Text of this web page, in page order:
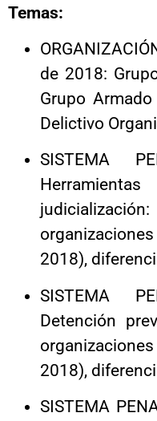
Temas:
de 2018:
Grupo Armado
Delictivo
SISTEMA
2018),
SISTEMA
Detención
2018),
SISTEMA